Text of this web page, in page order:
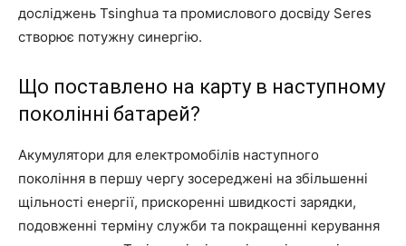
досліджень Tsinghua та промислового досвіду Seres
створює потужну синергію.
Що поставлено на карту в наступному
поколінні батарей?
Акумулятори для електромобілів наступного
покоління в першу чергу зосереджені на збільшенні
щільності енергії, прискоренні швидкості зарядки,
подовженні терміну служби та покращенні керування